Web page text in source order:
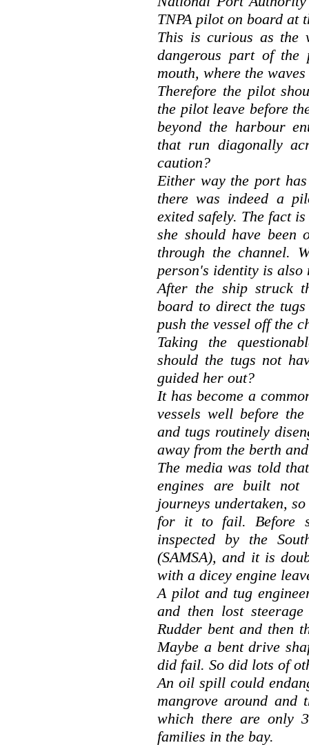
TNPA pilot on board at
This is curious as the
dangerous part of
mouth, where the
Therefore the pilot
the pilot leave before
beyond the harbour
that run diagonally
caution?
Either way the port
there was indeed a
exited safely. The fact
she should have been
through the channel.
person's identity is also
After the ship struck
board to direct the
push the vessel off the
Taking the
should the tugs not
guided her out?
It has become a
vessels well before
and tugs routinely
away from the berth
The media was told
engines are built not
journeys undertaken,
for it to fail. Before
inspected by the
(SAMSA), and it is
with a dicey engine
A pilot and tug
and then lost
Rudder bent and then
Maybe a bent drive
did fail. So did lots of
An oil spill could
mangrove around and
which there are only
families in the bay.